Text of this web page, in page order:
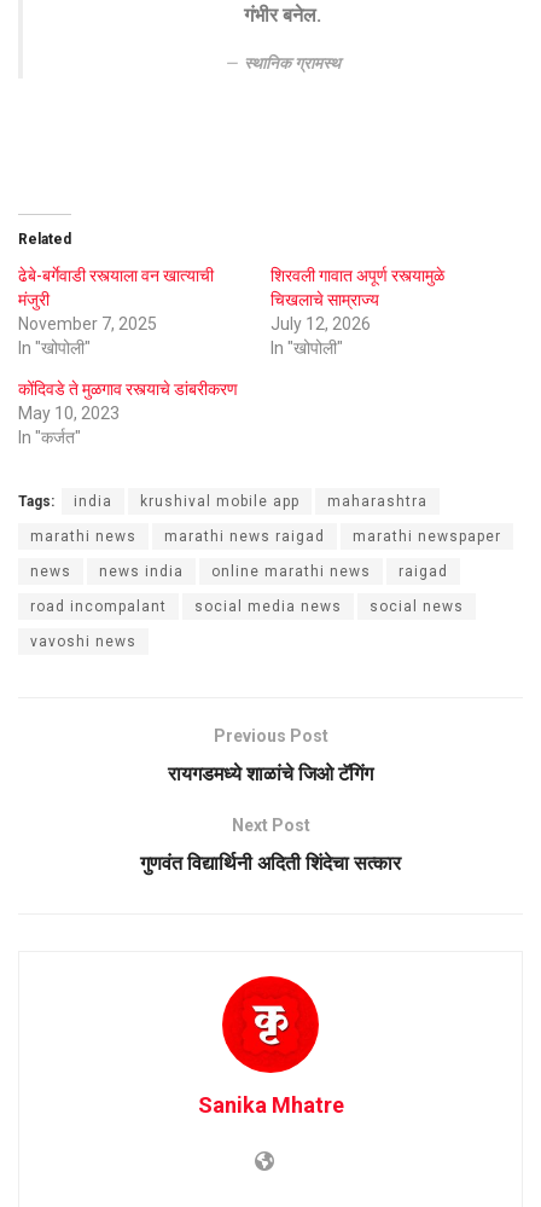
गंभीर बनेल.
स्थानिक ग्रामस्थ
Related
ढेबे-बर्गेवाडी रस्त्याला वन खात्याची
मंजुरी
November 7, 2025
In "खोपोली"
शिरवली गावात अपूर्ण रस्त्यामुळे
चिखलाचे साम्राज्य
July 12, 2026
In "खोपोली"
कोंदिवडे ते मुळगाव रस्त्याचे डांबरीकरण
May 10, 2023
In "कर्जत"
Tags: india krushival mobile app maharashtra
marathi news marathi news raigad marathi newspaper
news news india online marathi news raigad
road incompalant social media news social news
vavoshi news
Previous Post
रायगडमध्ये शाळांचे जिओ टॅगिंग
Next Post
गुणवंत विद्यार्थिनी अदिती शिंदेचा सत्कार
Sanika Mhatre